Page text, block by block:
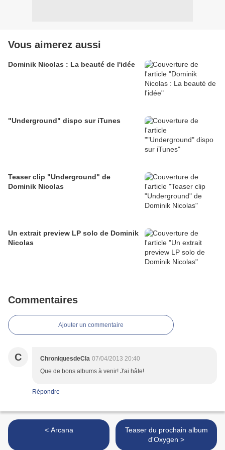
Vous aimerez aussi
Dominik Nicolas : La beauté de l'idée
"Underground" dispo sur iTunes
Teaser clip "Underground" de
Dominik Nicolas
Un extrait preview LP solo de Dominik
Nicolas
Commentaires
Ajouter un commentaire
C ChroniquesdeCla 07/04/2013 20:40
Que de bons albums à venir! J'ai hâte!
Répondre
< Arcana
Teaser du prochain album
d'Oxygen >